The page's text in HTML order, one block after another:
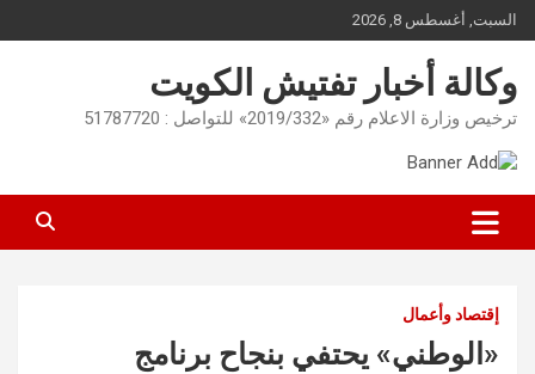
Skip
to
content
السبت, أغسطس 8, 2026
وكالة أخبار تفتيش الكويت
ترخيص وزارة الاعلام رقم «2019/332» للتواصل : 51787720
إقتصاد وأعمال
«الوطني» يحتفي بنجاح برنامج